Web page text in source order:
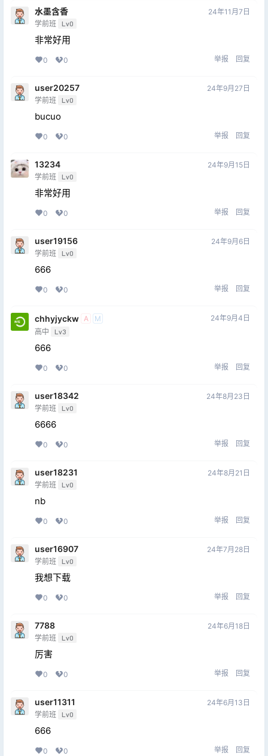
水墨含香
学前班 Lv0
24年11月7日
非常好用
0 0 举报 回复
user20257
学前班 Lv0
24年9月27日
bucuo
0 0 举报 回复
13234
学前班 Lv0
24年9月15日
非常好用
0 0 举报 回复
user19156
学前班 Lv0
24年9月6日
666
0 0 举报 回复
chhyjyckw A
M
高中
Lv3
24年9月4日
666
0 0 举报 回复
user18342
学前班 Lv0
24年8月23日
6666
0 0 举报 回复
user18231
学前班 Lv0
24年8月21日
nb
0 0 举报 回复
user16907
学前班 Lv0
24年7月28日
我想下载
0 0 举报 回复
7788
学前班 Lv0
24年6月18日
厉害
0 0 举报 回复
user11311
学前班 Lv0
24年6月13日
666
0 0 举报 回复